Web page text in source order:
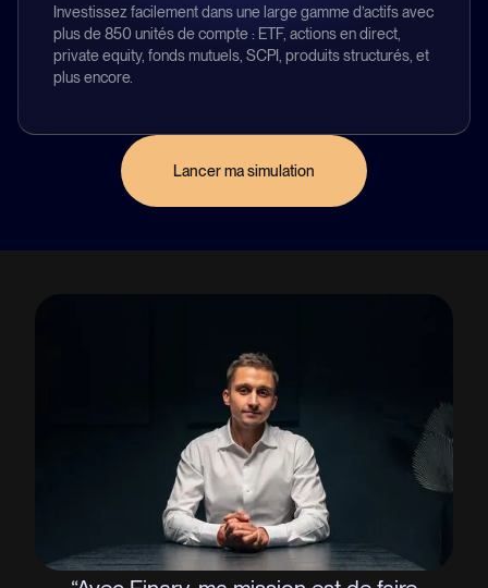
Investissez facilement dans une large gamme d’actifs avec
plus de 850 unités de compte : ETF, actions en direct,
private equity, fonds mutuels, SCPI, produits structurés, et
plus encore.
Lancer ma simulation